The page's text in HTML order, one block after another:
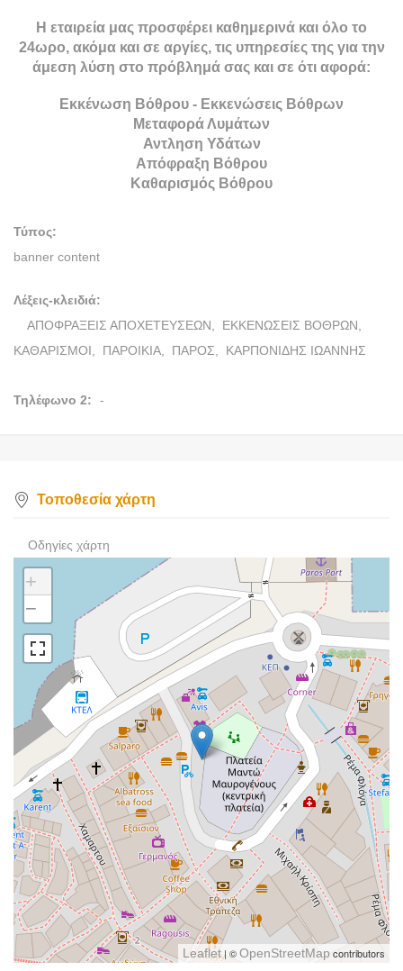
H εταιρεία μας προσφέρει καθημερινά και όλο το
24ωρο, ακόμα και σε αργίες, τις υπηρεσίες της για την
άμεση λύση στο πρόβλημά σας και σε ότι αφορά:
Εκκένωση Βόθρου - Εκκενώσεις Βόθρων
Μεταφορά Λυμάτων
Αντληση Υδάτων
Απόφραξη Βόθρου
Καθαρισμός Βόθρου
Τύπος:
banner content
Λέξεις-κλειδιά:
ΑΠΟΦΡΑΞΕΙΣ ΑΠΟΧΕΤΕΥΣΕΩΝ,
ΕΚΚΕΝΩΣΕΙΣ ΒΟΘΡΩΝ,
ΚΑΘΑΡΙΣΜΟΙ,
ΠΑΡΟΙΚΙΑ, ΠΑΡΟΣ, ΚΑΡΠΟΝΙΔΗΣ ΙΩΑΝΝΗΣ
Τηλέφωνο 2: -
Τοποθεσία χάρτη
Οδηγίες χάρτη
+
−
Leaflet| ©OpenStreetMap contributors